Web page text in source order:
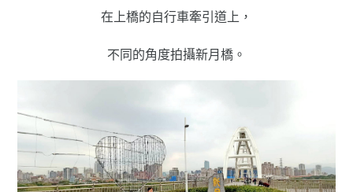
在上橋的自行車牽引道上，
不同的角度拍攝新月橋。